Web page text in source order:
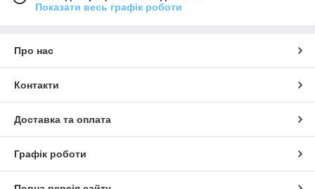
Показати весь графік роботи
Про нас
Контакти
Доставка та оплата
Графік роботи